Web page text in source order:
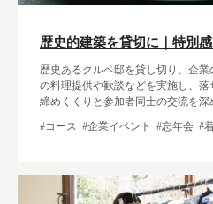
歴史的建築を貸切に｜特別
歴史あるクルペ邸を貸し切り、企
の料理提供や歓談などを実施し、
締めくくりと参加者同士の交流を深
#コース #企業イベント #忘年会 #